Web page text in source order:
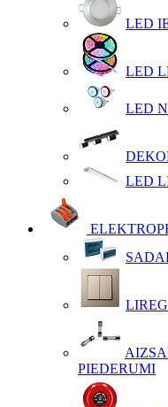
LED
LED
LED
LED
PIEDERUMI